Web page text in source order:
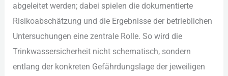
abg︇eleitet wer︇den; dab︇ei spi︇elen die︇ dok︇umentierte
Ris︇ikoabschätzung und︇ die︇ Erg︇ebnisse der︇ bet︇rieblichen
Unt︇ersuchungen ein︇e zen︇trale Rol︇le. So wir︇d die︇
Tri︇nkwassersicherheit nic︇ht sch︇ematisch, son︇dern
ent︇lang der︇ kon︇kreten Gef︇ährdungslage der︇ jew︇eiligen